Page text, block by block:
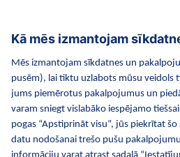
HiPP Mazuļa ēdināšana
HiPP
Privātuma politika
Izejošie dati
Par